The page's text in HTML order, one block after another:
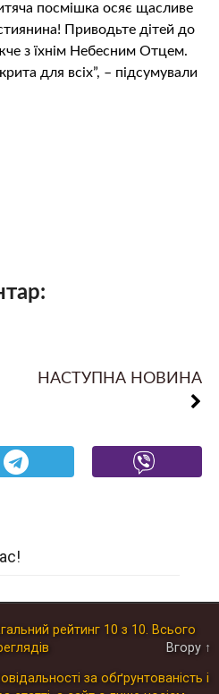
посмішка осяє щасливе
Приводьте дітей до
з їхнім Небесним Отцем.
для всіх”, – підсумували
НАСТУПНА НОВИНА
Поділитися
рейтинг 10 з 10. Всього
Вгору ↑
за обґрунтованість і